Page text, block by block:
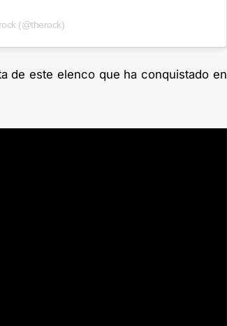
(@therock)
de este elenco que ha conquistado en